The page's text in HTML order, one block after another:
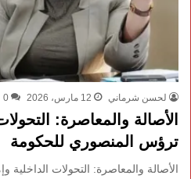
لحسن شرماني 12 مارس، 2026 0
الأصالة والمعاصرة:
ترؤس المنصوري للحكومة
الأصالة والمعاصرة: التحولات